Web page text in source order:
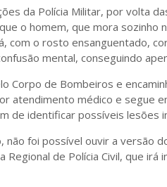
da Polícia Militar, por volta
o homem, que mora sozinho
com o rosto ensanguentado,
mental, conseguindo
Corpo de Bombeiros e
atendimento médico e segue
de identificar possíveis lesões
não foi possível ouvir a versão
Regional de Polícia Civil, que irá